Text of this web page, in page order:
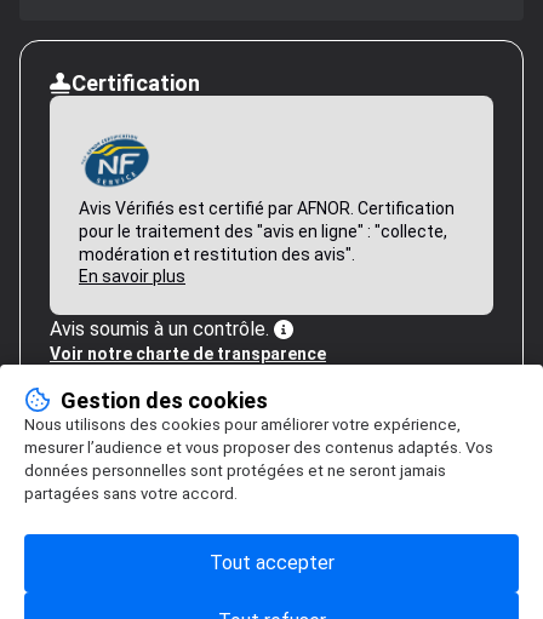
Certification
Avis Vérifiés est certifié par AFNOR. Certification
pour le traitement des "avis en ligne" : "collecte,
modération et restitution des avis".
En savoir plus
Avis soumis à un contrôle.
Voir notre charte de transparence
Gestion des cookies
Nous utilisons des cookies pour améliorer votre expérience,
mesurer l’audience et vous proposer des contenus adaptés. Vos
données personnelles sont protégées et ne seront jamais
partagées sans votre accord.
Tout accepter